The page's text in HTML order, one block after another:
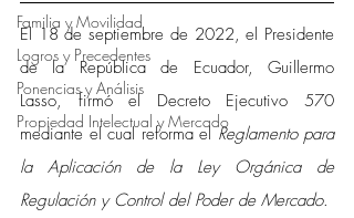
Familia y Movilidad
Logros y Precedentes
Ponencias y Análisis
Propiedad Intelectual y Mercado
El 18 de septiembre de 2022, el Presidente
de la República de Ecuador, Guillermo
Lasso, firmó el Decreto Ejecutivo 570
mediante el cual reforma el Reglamento para
la Aplicación de la Ley Orgánica de
Regulación y Control del Poder de Mercado.